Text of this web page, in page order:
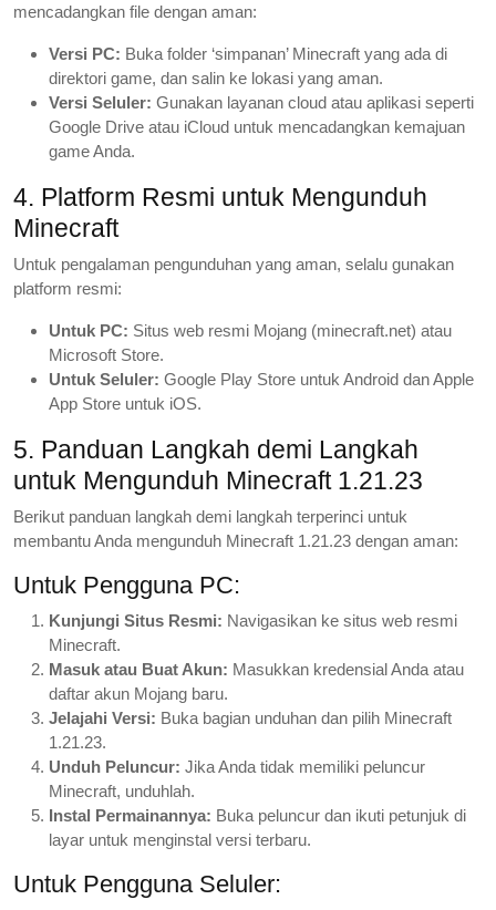
mencadangkan file dengan aman:
Versi PC: Buka folder ‘simpanan’ Minecraft yang ada di
direktori game, dan salin ke lokasi yang aman.
Versi Seluler: Gunakan layanan cloud atau aplikasi seperti
Google Drive atau iCloud untuk mencadangkan kemajuan
game Anda.
4. Platform Resmi untuk Mengunduh
Minecraft
Untuk pengalaman pengunduhan yang aman, selalu gunakan
platform resmi:
Untuk PC: Situs web resmi Mojang (minecraft.net) atau
Microsoft Store.
Untuk Seluler: Google Play Store untuk Android dan Apple
App Store untuk iOS.
5. Panduan Langkah demi Langkah
untuk Mengunduh Minecraft 1.21.23
Berikut panduan langkah demi langkah terperinci untuk
membantu Anda mengunduh Minecraft 1.21.23 dengan aman:
Untuk Pengguna PC:
Kunjungi Situs Resmi: Navigasikan ke situs web resmi
Minecraft.
Masuk atau Buat Akun: Masukkan kredensial Anda atau
daftar akun Mojang baru.
Jelajahi Versi: Buka bagian unduhan dan pilih Minecraft
1.21.23.
Unduh Peluncur: Jika Anda tidak memiliki peluncur
Minecraft, unduhlah.
Instal Permainannya: Buka peluncur dan ikuti petunjuk di
layar untuk menginstal versi terbaru.
Untuk Pengguna Seluler: